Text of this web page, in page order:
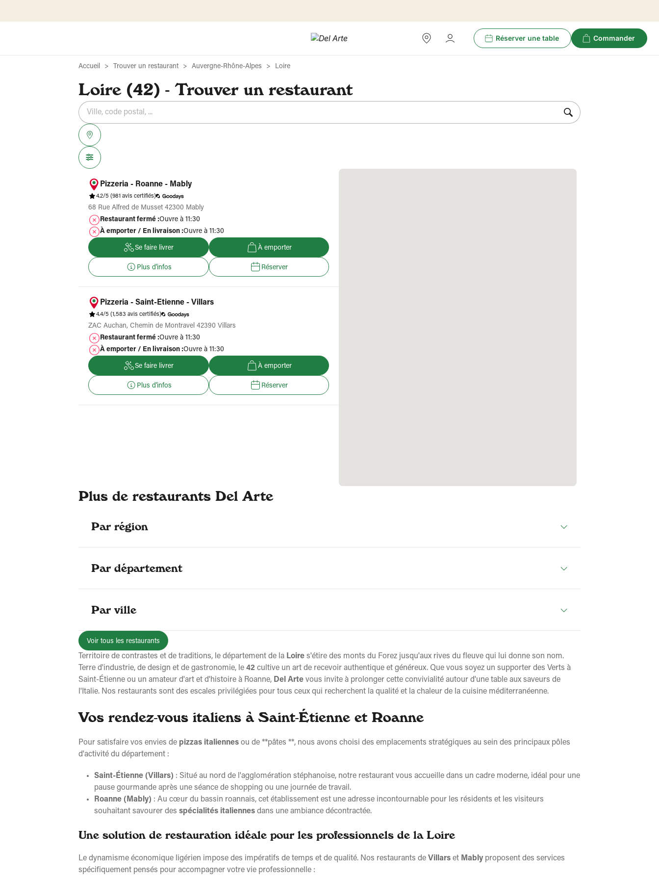
Réserver une table Commander
Accueil Trouver un restaurant Auvergne-Rhône-Alpes Loire
Loire (42) - Trouver un restaurant
Veuillez
renseigner
une
adresse
{{count}}
résultat(s)
trouvé(s)
Pizzeria - Roanne - Mably
4.2/5 (981 avis certifiés)
68 Rue Alfred de Musset 42300 Mably
Restaurant fermé :Ouvre à 11:30
À emporter / En livraison :Ouvre à 11:30
Se faire livrer À emporter
Plus d'infos Réserver
Pizzeria - Saint-Etienne - Villars
4.4/5 (1,583 avis certifiés)
ZAC Auchan, Chemin de Montravel 42390 Villars
Restaurant fermé :Ouvre à 11:30
À emporter / En livraison :Ouvre à 11:30
Se faire livrer À emporter
Plus d'infos Réserver
Plus de restaurants Del Arte
Par région
Par département
Par ville
Voir tous les restaurants
Territoire de contrastes et de traditions, le département de la Loire s'étire des monts du Forez jusqu'aux rives du fleuve qui lui donne son nom.
Terre d'industrie, de design et de gastronomie, le 42 cultive un art de recevoir authentique et généreux. Que vous soyez un supporter des Verts à
Saint-Étienne ou un amateur d'art et d'histoire à Roanne, Del Arte vous invite à prolonger cette convivialité autour d'une table aux saveurs de
l'Italie. Nos restaurants sont des escales privilégiées pour tous ceux qui recherchent la qualité et la chaleur de la cuisine méditerranéenne.
Vos rendez-vous italiens à Saint-Étienne et Roanne
Pour satisfaire vos envies de pizzas italiennes ou de **pâtes **, nous avons choisi des emplacements stratégiques au sein des principaux pôles
d'activité du département :
Saint-Étienne (Villars) : Situé au nord de l'agglomération stéphanoise, notre restaurant vous accueille dans un cadre moderne, idéal pour une
pause gourmande après une séance de shopping ou une journée de travail.
Roanne (Mably) : Au cœur du bassin roannais, cet établissement est une adresse incontournable pour les résidents et les visiteurs
souhaitant savourer des spécialités italiennes dans une ambiance décontractée.
Une solution de restauration idéale pour les professionnels de la Loire
Le dynamisme économique ligérien impose des impératifs de temps et de qualité. Nos restaurants de Villars et Mably proposent des services
spécifiquement pensés pour accompagner votre vie professionnelle :